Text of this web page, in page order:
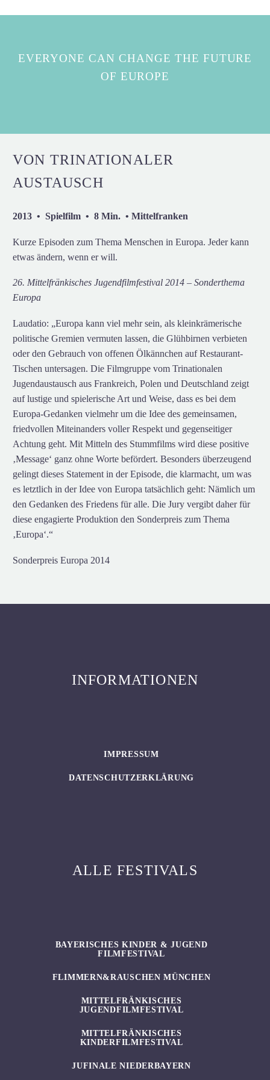
EVERYONE CAN CHANGE THE FUTURE
OF EUROPE
VON TRINATIONALER
AUSTAUSCH
2013 • Spielfilm • 8 Min. • Mittelfranken
Kurze Episoden zum Thema Menschen in Europa. Jeder kann
etwas ändern, wenn er will.
26. Mittelfränkisches Jugendfilmfestival 2014 – Sonderthema
Europa
Laudatio: „Europa kann viel mehr sein, als kleinkrämerische
politische Gremien vermuten lassen, die Glühbirnen verbieten
oder den Gebrauch von offenen Ölkännchen auf Restaurant-
Tischen untersagen. Die Filmgruppe vom Trinationalen
Jugendaustausch aus Frankreich, Polen und Deutschland zeigt
auf lustige und spielerische Art und Weise, dass es bei dem
Europa-Gedanken vielmehr um die Idee des gemeinsamen,
friedvollen Miteinanders voller Respekt und gegenseitiger
Achtung geht. Mit Mitteln des Stummfilms wird diese positive
‚Message‘ ganz ohne Worte befördert. Besonders überzeugend
gelingt dieses Statement in der Episode, die klarmacht, um was
es letztlich in der Idee von Europa tatsächlich geht: Nämlich um
den Gedanken des Friedens für alle. Die Jury vergibt daher für
diese engagierte Produktion den Sonderpreis zum Thema
‚Europa‘.“
Sonderpreis Europa 2014
INFORMATIONEN
IMPRESSUM
DATENSCHUTZERKLÄRUNG
ALLE FESTIVALS
BAYERISCHES KINDER & JUGEND
FILMFESTIVAL
FLIMMERN&RAUSCHEN MÜNCHEN
MITTELFRÄNKISCHES
JUGENDFILMFESTIVAL
MITTELFRÄNKISCHES
KINDERFILMFESTIVAL
JUFINALE NIEDERBAYERN